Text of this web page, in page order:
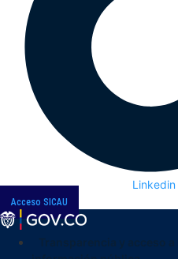
Linkedin
Acceso SICAU